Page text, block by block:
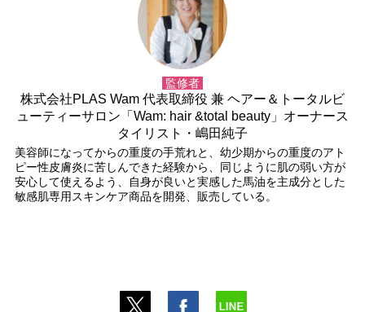
監修者
株式会社PLAS Wam 代表取締役 兼 ヘアー＆トータルビ
ューティーサロン「Wam: hair &total beauty」オーナース
タイリスト・嶋田純子
美容師になってからの重度の手荒れと、幼少期からの重度のアト
ピー性皮膚炎に苦しんできた経験から、同じように肌の弱い方が
安心して使えるよう、自身が良いと実感した馬油を主成分とした
敏感肌専用スキンケア商品を開発、販売している。